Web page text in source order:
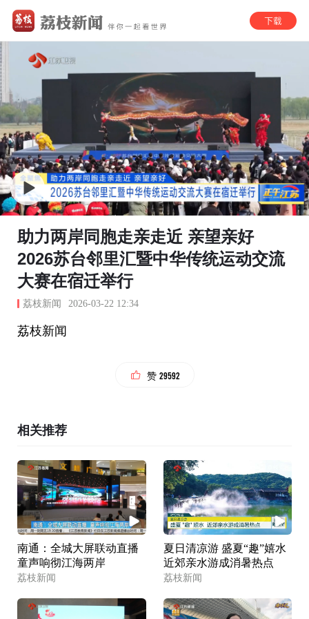
助力两岸同胞走亲走近 亲望亲好
2026苏台邻里汇暨中华传统运动交流
大赛在宿迁举行
荔枝新闻 2026-03-22 12:34
荔枝新闻
赞 29592
相关推荐
南通：全城大屏联动直播
童声响彻江海两岸
荔枝新闻
夏日清凉游 盛夏“趣”嬉水
近郊亲水游成消暑热点
荔枝新闻